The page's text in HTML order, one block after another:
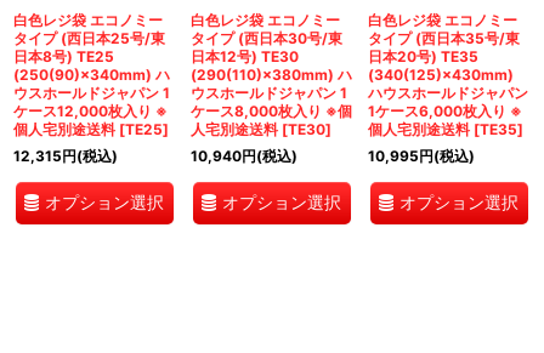
白色レジ袋 エコノミー
タイプ (西日本25号/東
日本8号) TE25
(250(90)×340mm) ハ
ウスホールドジャパン 1
ケース12,000枚入り ※
個人宅別途送料 [TE25]
12,315円(税込)
オプション選択
白色レジ袋 エコノミー
タイプ (西日本30号/東
日本12号) TE30
(290(110)×380mm) ハ
ウスホールドジャパン 1
ケース8,000枚入り ※個
人宅別途送料 [TE30]
10,940円(税込)
オプション選択
白色レジ袋 エコノミー
タイプ (西日本35号/東
日本20号) TE35
(340(125)×430mm)
ハウスホールドジャパン
1ケース6,000枚入り ※
個人宅別途送料 [TE35]
10,995円(税込)
オプション選択